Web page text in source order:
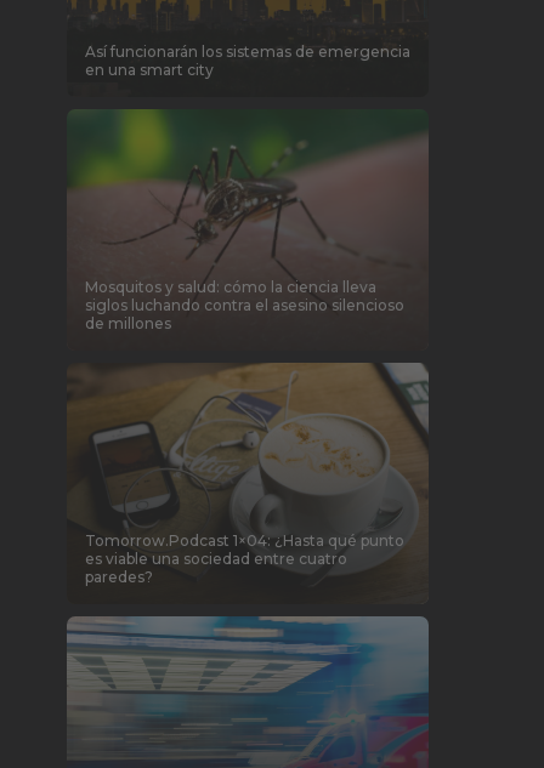
Así funcionarán los sistemas de emergencia
en una smart city
Mosquitos y salud: cómo la ciencia lleva
siglos luchando contra el asesino silencioso
de millones
Tomorrow.Podcast 1×04: ¿Hasta qué punto
es viable una sociedad entre cuatro
paredes?